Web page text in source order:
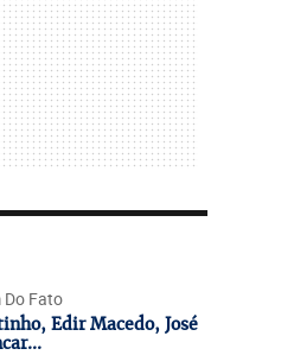
Do Fato
Edir Macedo, José